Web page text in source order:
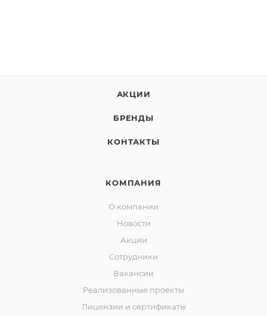
АКЦИИ
БРЕНДЫ
КОНТАКТЫ
КОМПАНИЯ
О компании
Новости
Акции
Сотрудники
Вакансии
Реализованные проекты
Лицензии и сертификаты